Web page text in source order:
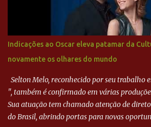
Goiás era nulo, tanto que o Paraná seguiu em
minutos, Jefferson cabeceou e Harlei fez
minutos depois, Wellington encheu o pé e
goleiro rival, que novamente defendeu. No
outra boa chance, mas parou no goleiro. Gol
Indicações ao Oscar eleva patamar da
novamente os olhares do mundo
Selton Melo, reconhecido por seu trabalho
", também é confirmado em várias
Sua atuação tem chamado atenção de
do Brasil, abrindo portas para novas